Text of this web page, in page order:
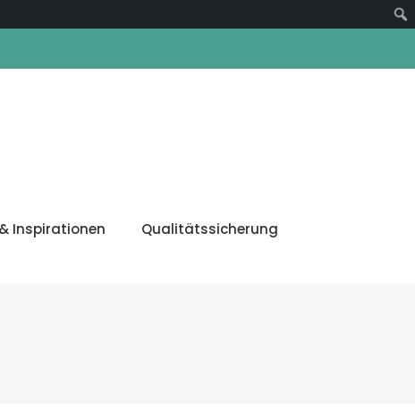
Inspirationen Qualitätssicherung